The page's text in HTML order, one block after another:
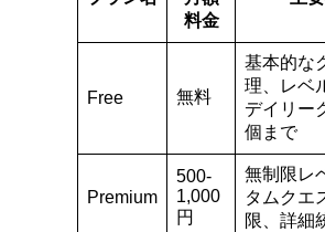
料金
Free 無料
基本的な
理、レベ
デイリー
個まで
Premium
500-
1,000
円
無制限レ
タムクエ
限、詳細